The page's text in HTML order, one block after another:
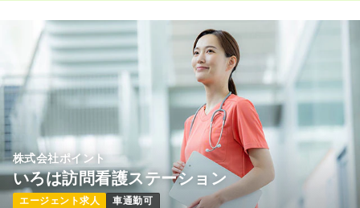
株式会社ポイント
いろは訪問看護ステーション
エージェント求人 車通勤可